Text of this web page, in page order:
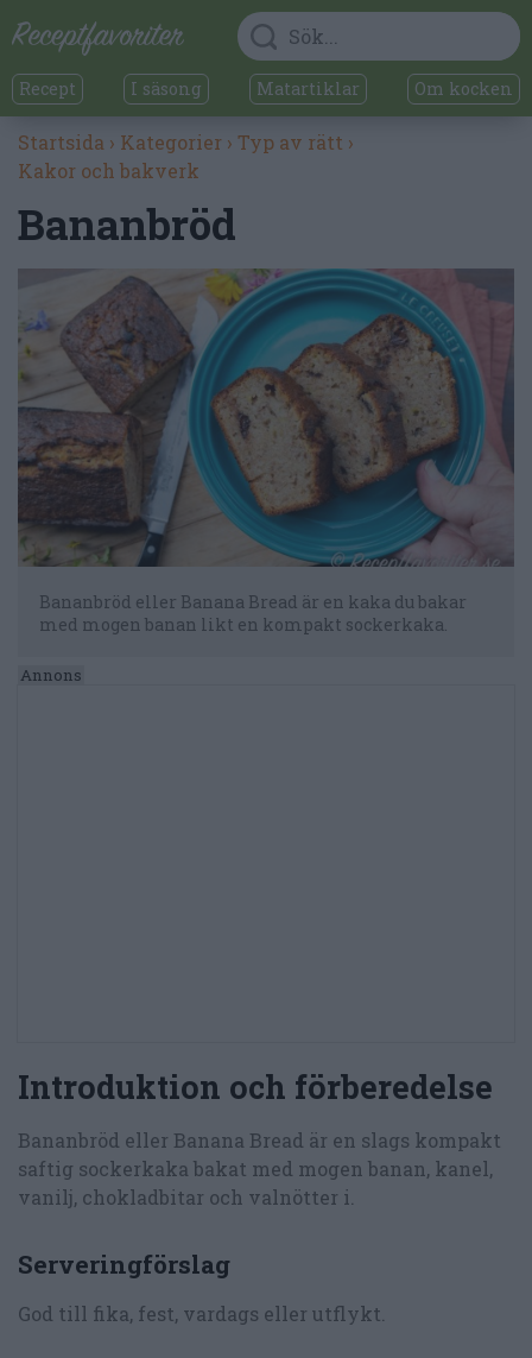
Recept I säsong Matartiklar Om kocken
Startsida › Kategorier › Typ av rätt ›
Kakor och bakverk
Bananbröd
Bananbröd eller Banana Bread är en kaka du bakar
med mogen banan likt en kompakt sockerkaka.
Introduktion och förberedelse
Bananbröd eller Banana Bread är en slags kompakt
saftig sockerkaka bakat med mogen banan, kanel,
vanilj, chokladbitar och valnötter i.
Serveringförslag
God till fika, fest, vardags eller utflykt.